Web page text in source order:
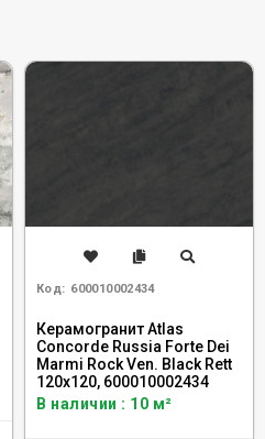
Код: 600010002434
Керамогранит Atlas
Concorde Russia Forte Dei
Marmi Rock Ven. Black Rett
120x120, 600010002434
В наличии : 10 м²